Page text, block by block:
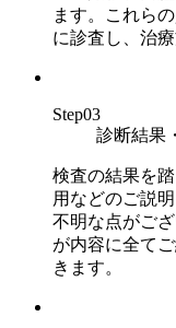
ます。これら
に診査し、治
Step03
診断結果
検査の結果を
用などのご説
不明な点がご
が内容に全て
きます。